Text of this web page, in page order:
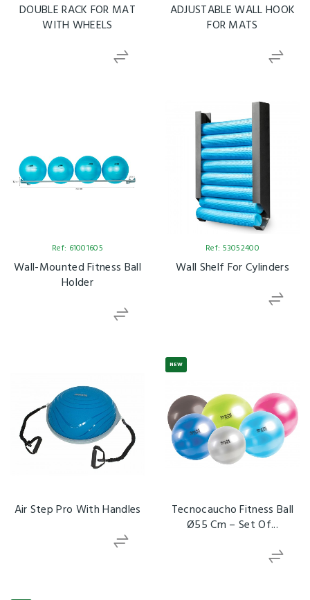
DOUBLE RACK FOR MAT
WITH WHEELS
ADJUSTABLE WALL HOOK
FOR MATS
Ref: 61001605
Wall-Mounted Fitness Ball
Holder
Ref: 53052400
Wall Shelf For Cylinders
Air Step Pro With Handles
NEW
Tecnocaucho Fitness Ball
Ø55 Cm – Set Of...